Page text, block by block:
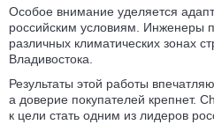
Особое внимание уделяется
российским условиям. Инженеры
различных климатических зонах
Владивостока.
Результаты этой работы
а доверие покупателей крепнет.
к цели стать одним из лидеров